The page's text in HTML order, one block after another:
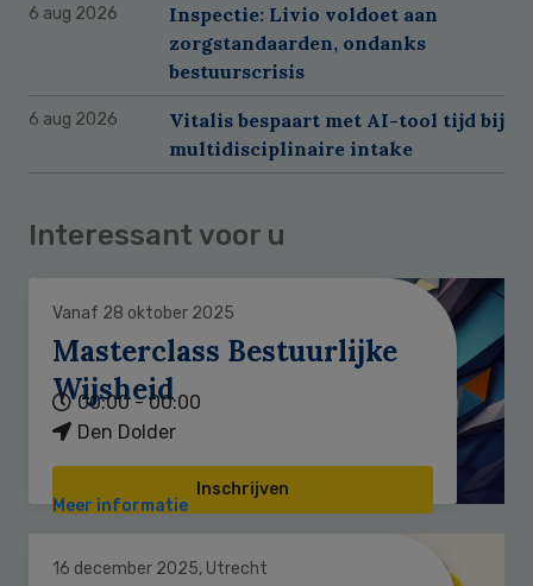
6 aug 2026
Inspectie: Livio voldoet aan
zorgstandaarden, ondanks
bestuurscrisis
6 aug 2026
Vitalis bespaart met AI-tool tijd bij
multidisciplinaire intake
Interessant voor u
Vanaf 28 oktober 2025
Masterclass Bestuurlijke
Wijsheid
00:00 - 00:00
Den Dolder
Inschrijven
Meer informatie
16 december 2025, Utrecht